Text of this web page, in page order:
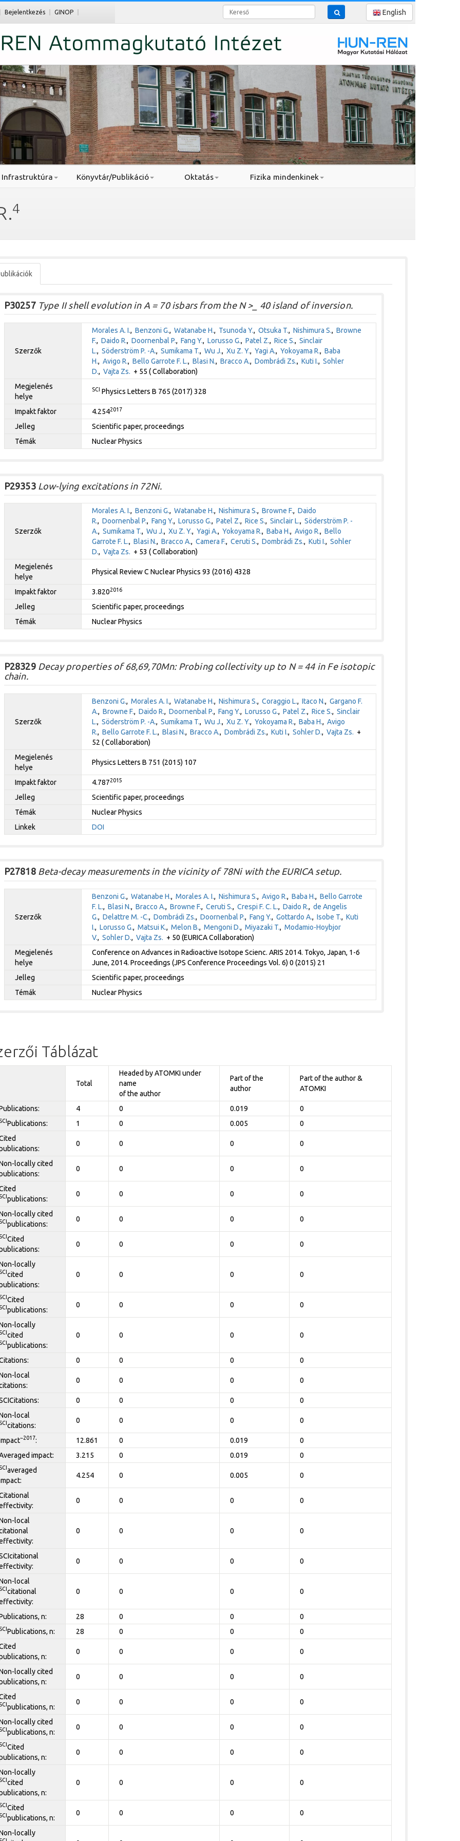
Bejelentkezés GINOP Kereső English
Infrastruktúra Könyvtár/Publikáció Oktatás Fizika mindenkinek
4
P30257Type II shell evolution in A = 70 isbars from the N >_ 40 island of inversion.
Szerzők
Morales A. I., Benzoni G., Watanabe H., Tsunoda Y., Otsuka T., Nishimura S., Browne
F., Daido R., Doornenbal P., Fang Y., Lorusso G., Patel Z., Rice S., Sinclair
L., Söderström P. -A., Sumikama T., Wu J., Xu Z. Y., Yagi A., Yokoyama R., Baba
H., Avigo R., Bello Garrote F. L., Blasi N., Bracco A., Dombrádi Zs., Kuti I., Sohler
D., Vajta Zs. + 55 ( Collaboration)
Megjelenés
helye
SCI Physics Letters B 765 (2017) 328
Impakt faktor 4.2542017
Jelleg
Scientific paper, proceedings
Témák
Nuclear Physics
P29353Low-lying excitations in 72Ni.
Szerzők
Morales A. I., Benzoni G., Watanabe H., Nishimura S., Browne F., Daido
R., Doornenbal P., Fang Y., Lorusso G., Patel Z., Rice S., Sinclair L., Söderström P. -
A., Sumikama T., Wu J., Xu Z. Y., Yagi A., Yokoyama R., Baba H., Avigo R., Bello
Garrote F. L., Blasi N., Bracco A., Camera F., Ceruti S., Dombrádi Zs., Kuti I., Sohler
D., Vajta Zs. + 53 ( Collaboration)
Megjelenés
helye
Physical Review C Nuclear Physics 93 (2016) 4328
Impakt faktor 3.8202016
Jelleg
Scientific paper, proceedings
Témák
Nuclear Physics
P28329Decay properties of 68,69,70Mn: Probing collectivity up to N = 44 in Fe isotopic
chain.
Szerzők
Benzoni G., Morales A. I., Watanabe H., Nishimura S., Coraggio L., Itaco N., Gargano F.
A., Browne F., Daido R., Doornenbal P., Fang Y., Lorusso G., Patel Z., Rice S., Sinclair
L., Söderström P. -A., Sumikama T., Wu J., Xu Z. Y., Yokoyama R., Baba H., Avigo
R., Bello Garrote F. L., Blasi N., Bracco A., Dombrádi Zs., Kuti I., Sohler D., Vajta Zs. +
52 ( Collaboration)
Megjelenés
helye
Physics Letters B 751 (2015) 107
Impakt faktor 4.7872015
Jelleg
Scientific paper, proceedings
Témák
Nuclear Physics
Linkek
DOI
P27818Beta-decay measurements in the vicinity of 78Ni with the EURICA setup.
Szerzők
Benzoni G., Watanabe H., Morales A. I., Nishimura S., Avigo R., Baba H., Bello Garrote
F. L., Blasi N., Bracco A., Browne F., Ceruti S., Crespi F. C. L., Daido R., de Angelis
G., Delattre M. -C., Dombrádi Zs., Doornenbal P., Fang Y., Gottardo A., Isobe T., Kuti
I., Lorusso G., Matsui K., Melon B., Mengoni D., Miyazaki T., Modamio-Hoybjor
V., Sohler D., Vajta Zs. + 50 (EURICA Collaboration)
Megjelenés
helye
Conference on Advances in Radioactive Isotope Scienc. ARIS 2014. Tokyo, Japan, 1-6
June, 2014. Proceedings (JPS Conference Proceedings Vol. 6) 0 (2015) 21
Jelleg
Scientific paper, proceedings
Témák
Nuclear Physics
Táblázat
Total
Headed by ATOMKI under
name
of the author
Part of the
author
Part of the author &
ATOMKI
4 0 0.019 0
Publications: 1 0 0.005
0
0 0 0 0
locally cited
0 0 0 0
publications:
0 0 0 0
locally cited
publications:
0 0 0 0
Cited
0 0 0 0
locally
cited
0 0 0 0
Cited
publications:
0 0 0 0
locally
cited
publications:
0 0 0 0
0 0 0
0
local
0 0 0 0
0 0 0
0
local
citations:
0 0 0 0
~2017: 12.861 0 0.019
0
impact:
3.215 0 0.019 0
averaged
4.254 0 0.005 0
0 0 0 0
local
0 0 0 0
0 0 0 0
local
citational
0 0 0 0
n: 28 0 0 0
Publications, n: 28 0 0
0
n:
0 0 0 0
locally cited
n:
0 0 0 0
publications, n:
0 0 0 0
locally cited
publications, n:
0 0 0 0
Cited
n:
0 0 0 0
locally
cited
n:
0 0 0 0
Cited
publications, n:
0 0 0 0
locally